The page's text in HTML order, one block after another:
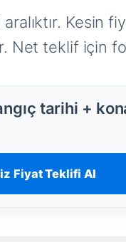
Kesin
Net teklif için
tarihi +
Fiyat Teklifi Al